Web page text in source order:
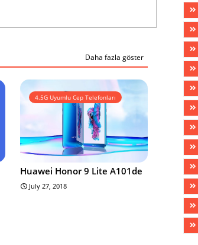
Daha fazla göster
4.5G Uyumlu Cep Telefonları
Huawei Honor 9 Lite A101de
July 27, 2018